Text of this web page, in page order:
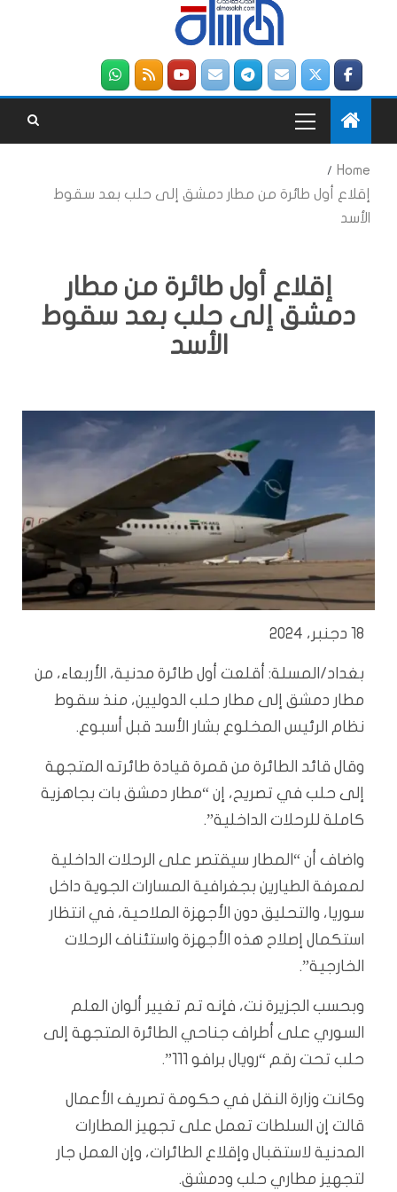
Home
إقلاع أول طائرة من مطار دمشق إلى حلب بعد سقوط
الأسد
إقلاع أول طائرة من مطار
دمشق إلى حلب بعد سقوط
الأسد
18 دجنبر، 2024
بغداد/المسلة: أقلعت أول طائرة مدنية، الأربعاء، من
مطار دمشق إلى مطار حلب الدوليين، منذ سقوط
نظام الرئيس المخلوع بشار الأسد قبل أسبوع.
وقال قائد الطائرة من قمرة قيادة طائرته المتجهة
إلى حلب في تصريح، إن “مطار دمشق بات بجاهزية
كاملة للرحلات الداخلية”.
واضاف أن “المطار سيقتصر على الرحلات الداخلية
لمعرفة الطيارين بجغرافية المسارات الجوية داخل
سوريا، والتحليق دون الأجهزة الملاحية، في انتظار
استكمال إصلاح هذه الأجهزة واستئناف الرحلات
الخارجية”.
وبحسب الجزيرة نت، فإنه تم تغيير ألوان العلم
السوري على أطراف جناحي الطائرة المتجهة إلى
حلب تحت رقم “رويال برافو 111”.
وكانت وزارة النقل في حكومة تصريف الأعمال
قالت إن السلطات تعمل على تجهيز المطارات
المدنية لاستقبال وإقلاع الطائرات، وإن العمل جار
لتجهيز مطاري حلب ودمشق.